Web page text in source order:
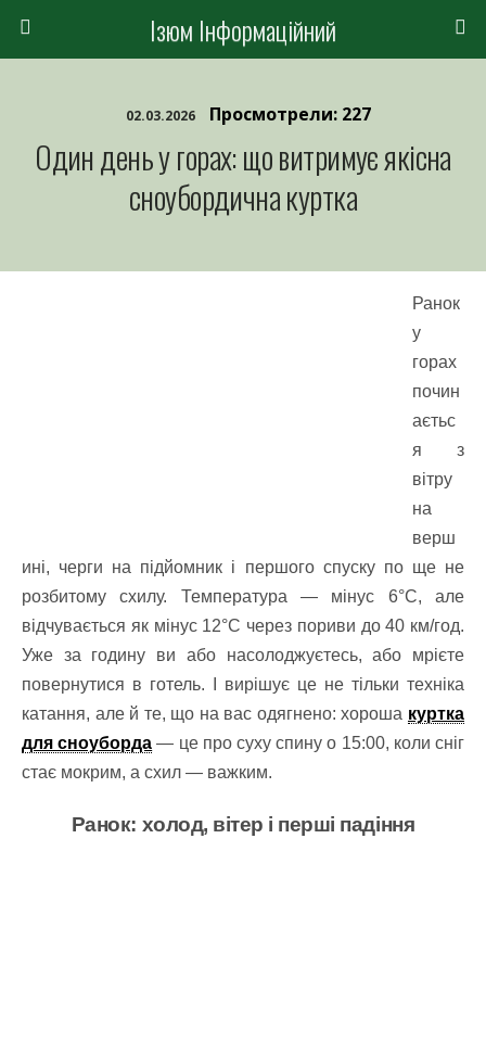
Ізюм Інформаційний
02.03.2026 Просмотрели: 227
Один день у горах: що витримує якісна
сноубордична куртка
Ранок
у
горах
почин
аєтьс
я з
вітру
на
верш
ині, черги на підйомник і першого спуску по ще не
розбитому схилу. Температура — мінус 6°C, але
відчувається як мінус 12°С через пориви до 40 км/год.
Уже за годину ви або насолоджуєтесь, або мрієте
повернутися в готель. І вирішує це не тільки техніка
катання, але й те, що на вас одягнено: хороша куртка
для сноуборда — це про суху спину о 15:00, коли сніг
стає мокрим, а схил — важким.
Ранок: холод, вітер і перші падіння